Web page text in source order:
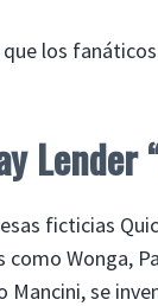
los
ficticias
como Wonga,
Mancini, se